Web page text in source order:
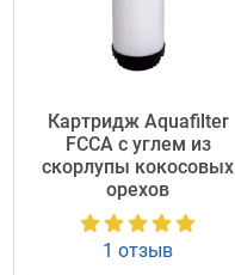
Картридж Aquafilter
FCCA с углем из
скорлупы кокосовых
орехов
1 отзыв